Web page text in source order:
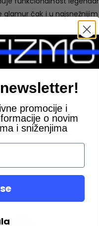
čak i u
-30%
promocije i
o novim
i sniženjima